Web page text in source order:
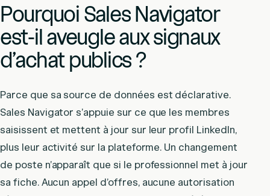
Pourquoi Sales Navigator
est-il aveugle aux signaux
d’achat publics ?
Parce que sa source de données est déclarative.
Sales Navigator s’appuie sur ce que les membres
saisissent et mettent à jour sur leur profil LinkedIn,
plus leur activité sur la plateforme. Un changement
de poste n’apparaît que si le professionnel met à jour
sa fiche. Aucun appel d’offres, aucune autorisation